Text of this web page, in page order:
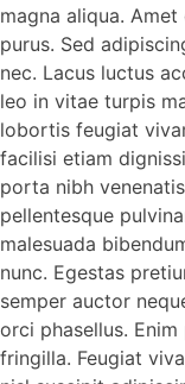
magna aliqua.
purus. Sed
nec. Lacus luctus
leo in vitae turpis
lobortis feugiat
facilisi etiam
porta nibh
pellentesque
malesuada
nunc. Egestas
semper auctor
orci phasellus.
fringilla. Feugiat